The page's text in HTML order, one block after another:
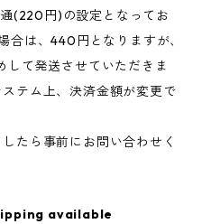
(220円)の設定となってお
合は、440円となりますが、
して発送させていただきま
テム上、決済金額が変更で
たら事前にお問い合わせく
available